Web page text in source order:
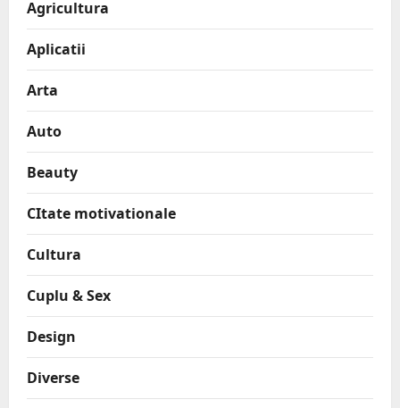
Agricultura
Aplicatii
Arta
Auto
Beauty
CItate motivationale
Cultura
Cuplu & Sex
Design
Diverse